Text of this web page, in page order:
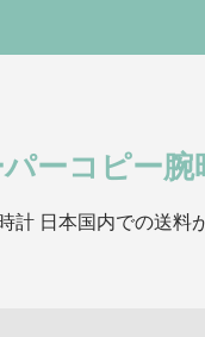
ーコピー腕
日本国内での送料